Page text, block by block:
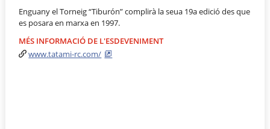
Enguany el Torneig “Tiburón” complirà la seua 19a edició des que
es posara en marxa en 1997.
MÉS INFORMACIÓ DE L'ESDEVENIMENT
www.tatami-rc.com/